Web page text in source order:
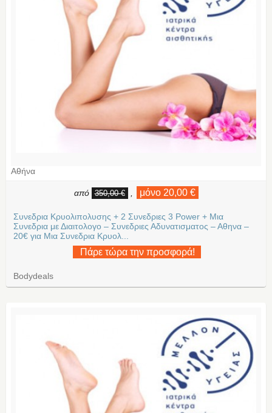
Αθήνα
από 350,00 € μόνο 20,00 €
Συνεδρια Κρυολιπολυσης + 2 Συνεδριες 3 Power + Μια
Συνεδρια με Διαιτολογο – Συνεδριες Αδυνατισματος – Αθηνα –
20€ για Μια Συνεδρια Κρυολ...
Πάρε τώρα την προσφορά!
Bodydeals